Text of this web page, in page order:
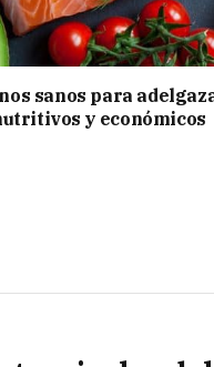
sanos para
y económicos